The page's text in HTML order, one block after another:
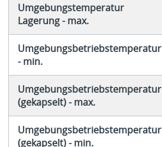
Umgebungstemperatur
Lagerung - max.
Umgebungsbetriebstemperatur
- min.
Umgebungsbetriebstemperatur
(gekapselt) - max.
Umgebungsbetriebstemperatur
(gekapselt) - min.